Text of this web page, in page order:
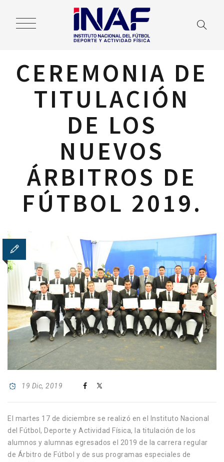
CEREMONIA DE
TITULACIÓN
DE LOS
NUEVOS
ÁRBITROS DE
FÚTBOL 2019.
19 Dic, 2019
El martes 17 de diciembre se realizó en el Instituto Nacional
del Fútbol, Deporte y Actividad Física, la titulación de los
alumnos y alumnas egresados el 2019 de la carrera regular
de Árbitro de Fútbol y de sus programas especiales de